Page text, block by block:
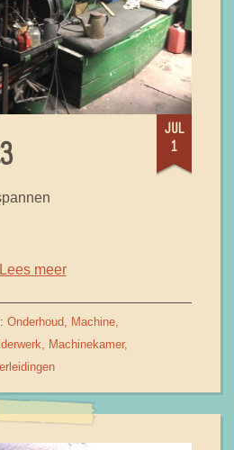
jul
1
Lees meer
Onderhoud
Machine
Machinekamer